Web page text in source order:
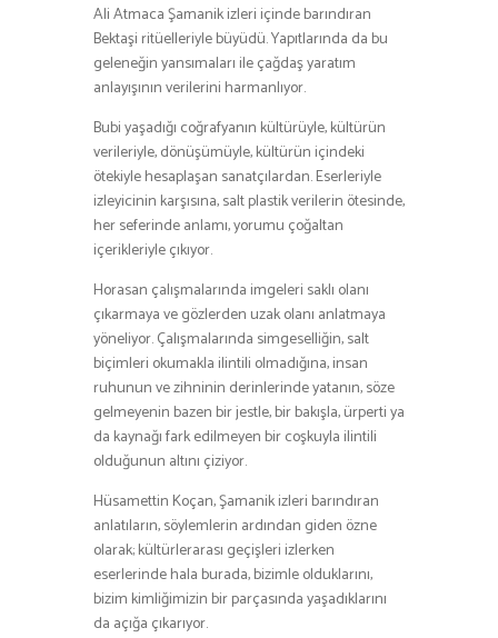
Ali Atmaca Şamanik izleri içinde barındıran
Bektaşi ritüelleriyle büyüdü. Yapıtlarında da bu
geleneğin yansımaları ile çağdaş yaratım
anlayışının verilerini harmanlıyor.
Bubi yaşadığı coğrafyanın kültürüyle, kültürün
verileriyle, dönüşümüyle, kültürün içindeki
ötekiyle hesaplaşan sanatçılardan. Eserleriyle
izleyicinin karşısına, salt plastik verilerin ötesinde,
her seferinde anlamı, yorumu çoğaltan
içerikleriyle çıkıyor.
Horasan çalışmalarında imgeleri saklı olanı
çıkarmaya ve gözlerden uzak olanı anlatmaya
yöneliyor. Çalışmalarında simgeselliğin, salt
biçimleri okumakla ilintili olmadığına, insan
ruhunun ve zihninin derinlerinde yatanın, söze
gelmeyenin bazen bir jestle, bir bakışla, ürperti ya
da kaynağı fark edilmeyen bir coşkuyla ilintili
olduğunun altını çiziyor.
Hüsamettin Koçan, Şamanik izleri barındıran
anlatıların, söylemlerin ardından giden özne
olarak; kültürlerarası geçişleri izlerken
eserlerinde hala burada, bizimle olduklarını,
bizim kimliğimizin bir parçasında yaşadıklarını
da açığa çıkarıyor.